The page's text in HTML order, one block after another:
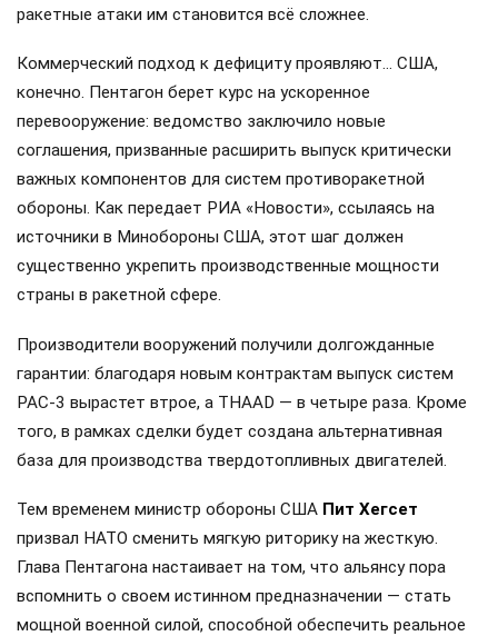
ракетные атаки им становится всё сложнее.
Коммерческий подход к дефициту проявляют… США,
конечно. Пентагон берет курс на ускоренное
перевооружение: ведомство заключило новые
соглашения, призванные расширить выпуск критически
важных компонентов для систем противоракетной
обороны. Как передает РИА «Новости», ссылаясь на
источники в Минобороны США, этот шаг должен
существенно укрепить производственные мощности
страны в ракетной сфере.
Производители вооружений получили долгожданные
гарантии: благодаря новым контрактам выпуск систем
PAC-3 вырастет втрое, а THAAD — в четыре раза. Кроме
того, в рамках сделки будет создана альтернативная
база для производства твердотопливных двигателей.
Тем временем министр обороны США Пит Хегсет
призвал НАТО сменить мягкую риторику на жесткую.
Глава Пентагона настаивает на том, что альянсу пора
вспомнить о своем истинном предназначении — стать
мощной военной силой, способной обеспечить реальное